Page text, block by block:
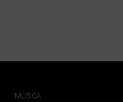
MÚSICA